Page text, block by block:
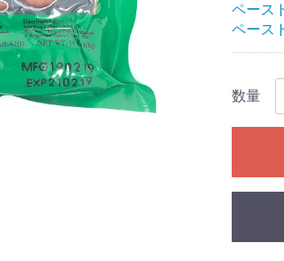
ペース
ペース
数量